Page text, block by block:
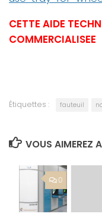
CETTE AIDE
COMMERCIALISEE
Étiquettes : fauteuil
VOUS AIMEREZ
0